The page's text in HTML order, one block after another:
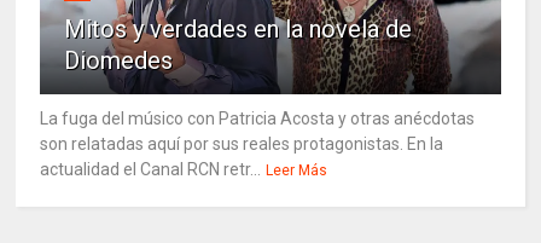
Mitos y verdades en la novela de
Diomedes
La fuga del músico con Patricia Acosta y otras anécdotas
son relatadas aquí por sus reales protagonistas. En la
actualidad el Canal RCN retr...
Leer Más